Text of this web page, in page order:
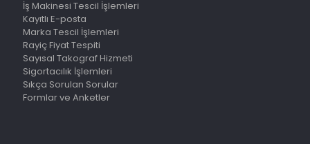
İş Makinesi Tescil İşlemleri
Kayıtlı E-posta
Marka Tescil İşlemleri
Rayiç Fiyat Tespiti
Sayısal Takograf Hizmeti
Sigortacılık İşlemleri
Sıkça Sorulan Sorular
Formlar ve Anketler